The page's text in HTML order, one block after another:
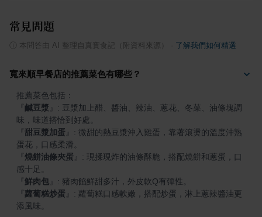
常見問題
本問答由 AI 整理自真實食記（附資料來源） 了解我們如何精選
寬來順早餐店的推薦菜色有哪些？
鹹豆漿
: 豆漿加上醋、醬油、辣油、蔥花、冬菜、油條塊調
甜豆漿加蛋
: 微甜的熱豆漿沖入雞蛋，靠著滾燙的溫度沖熟
燒餅油條夾蛋
: 現揉現炸的油條酥脆，搭配燒餅和蔥蛋，口
鮮肉包
蘿蔔糕炒蛋
: 蘿蔔糕口感軟嫩，搭配炒蛋，淋上蔥辣醬油更
添風味。